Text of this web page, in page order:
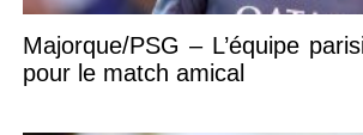
Majorque/PSG – L’équipe
pour le match amical